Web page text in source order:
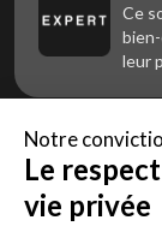
Ce
leur
Notre
Le
vie privée